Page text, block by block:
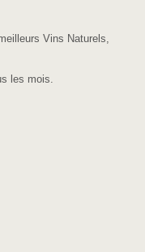
Vins Naturels,
les mois.